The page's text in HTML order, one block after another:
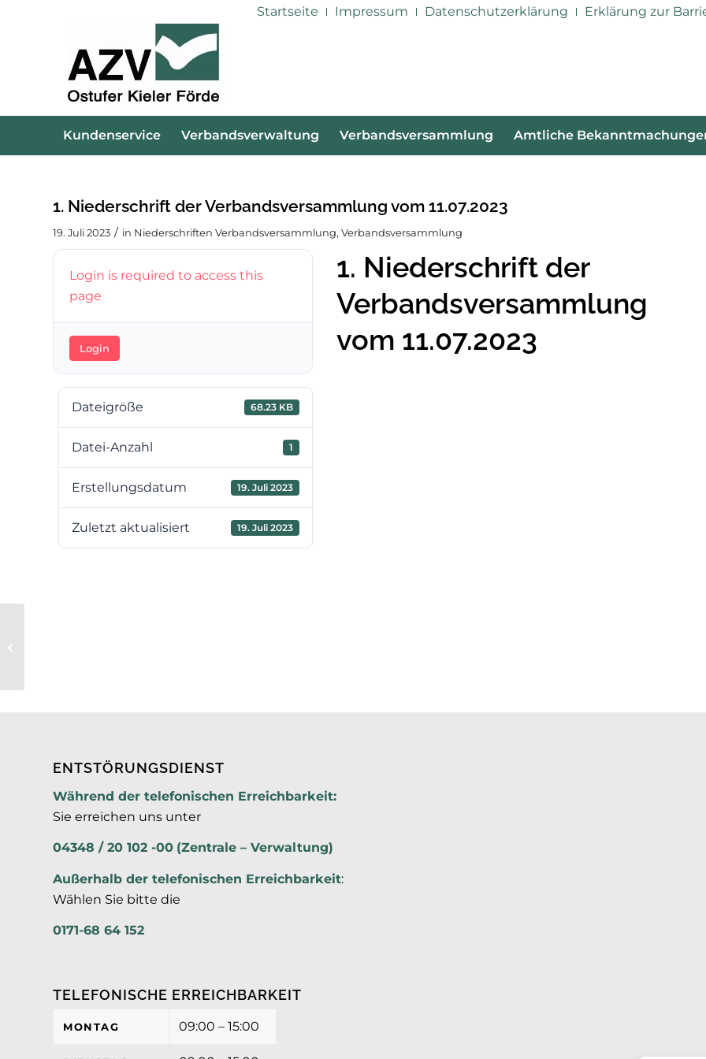
Startseite Impressum Datenschutzerklärung Erklärung zur
Kundenservice Verbandsverwaltung Verbandsversammlung Amtliche
1. Niederschrift der Verbandsversammlung vom 11.07.2023
19. Juli 2023 / in Niederschriften Verbandsversammlung, Verbandsversammlung
Login is required to access this
page
Login
Dateigröße 68.23 KB
Datei-Anzahl 1
Erstellungsdatum 19. Juli 2023
Zuletzt aktualisiert 19. Juli 2023
1. Niederschrift der
Verbandsversammlung
vom 11.07.2023
ENTSTÖRUNGSDIENST
Während der telefonischen Erreichbarkeit:
Sie erreichen uns unter
04348 / 20 102 -00 (Zentrale – Verwaltung)
Außerhalb der telefonischen Erreichbarkeit:
Wählen Sie bitte die
0171-68 64 152
TELEFONISCHE ERREICHBARKEIT
MONTAG 09:00 – 15:00